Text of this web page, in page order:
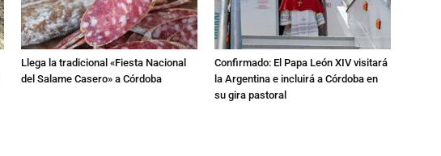
Llega la tradicional «Fiesta Nacional
del Salame Casero» a Córdoba
Confirmado: El Papa León XIV visitará
la Argentina e incluirá a Córdoba en
su gira pastoral